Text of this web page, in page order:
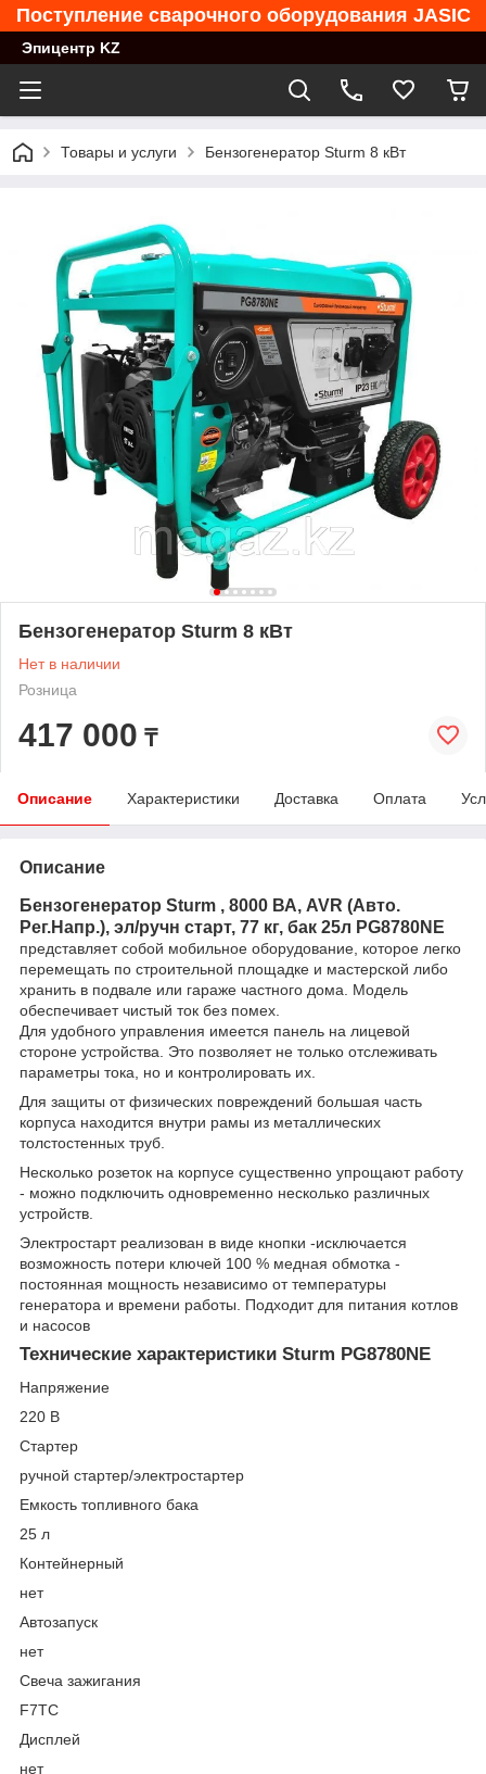
Поступление сварочного оборудования JASIC
Эпицентр KZ
Товары и услуги Бензогенератор Sturm 8 кВт
Бензогенератор Sturm 8 кВт
Нет в наличии
Розница
417 000 ₸
Описание Характеристики Доставка Оплата
Описание
Бензогенератор Sturm , 8000 ВА, AVR (Авто.
Рег.Напр.), эл/ручн старт, 77 кг, бак 25л PG8780NE
представляет собой мобильное оборудование, которое легко
перемещать по строительной площадке и мастерской либо
хранить в подвале или гараже частного дома. Модель
обеспечивает чистый ток без помех.
Для удобного управления имеется панель на лицевой
стороне устройства. Это позволяет не только отслеживать
параметры тока, но и контролировать их.
Для защиты от физических повреждений большая часть
корпуса находится внутри рамы из металлических
толстостенных труб.
Несколько розеток на корпусе существенно упрощают работу
- можно подключить одновременно несколько различных
устройств.
Электростарт реализован в виде кнопки -исключается
возможность потери ключей 100 % медная обмотка -
постоянная мощность независимо от температуры
генератора и времени работы. Подходит для питания котлов
и насосов
Технические характеристики Sturm PG8780NE
Напряжение
220 В
Стартер
ручной стартер/электростартер
Емкость топливного бака
25 л
Контейнерный
нет
Автозапуск
нет
Свеча зажигания
F7TC
Дисплей
нет